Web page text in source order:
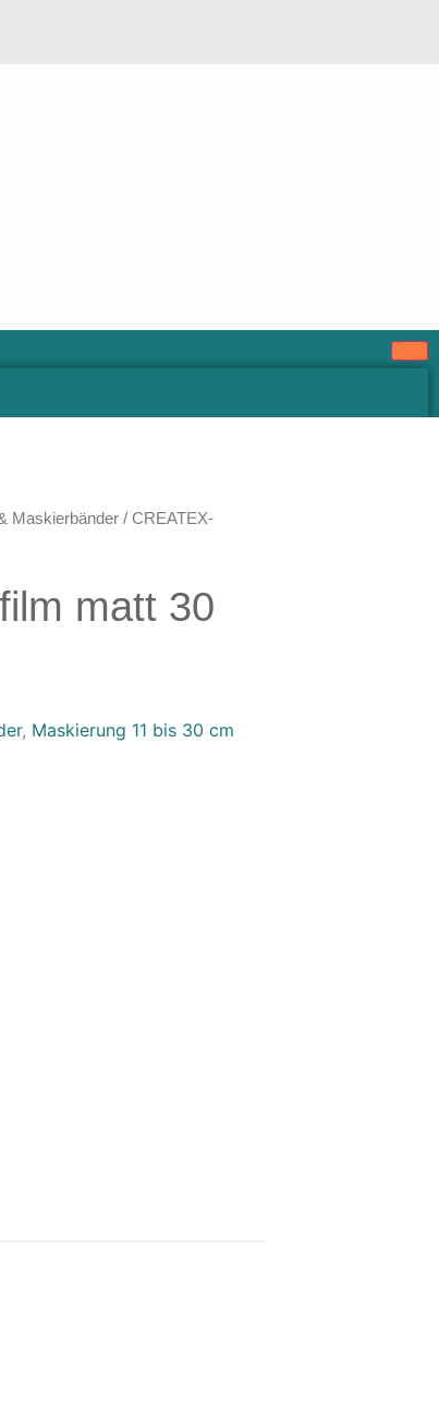
Maskierbänder / CREATEX-
matt 30
, Maskierung 11 bis 30 cm